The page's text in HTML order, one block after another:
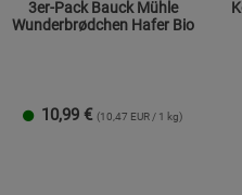
3er-Pack Bauck Mühle
Wunderbrødchen Hafer Bio
10,99 € (10,47 EUR / 1 kg)